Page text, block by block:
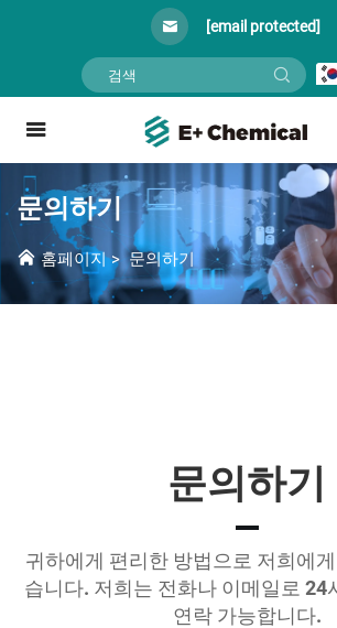
[email protected]
문의하기
홈페이지>문의하기
문의하기
귀하에게 편리한 방법으로 저희에
습니다. 저희는 전화나 이메일로 24
연락 가능합니다.